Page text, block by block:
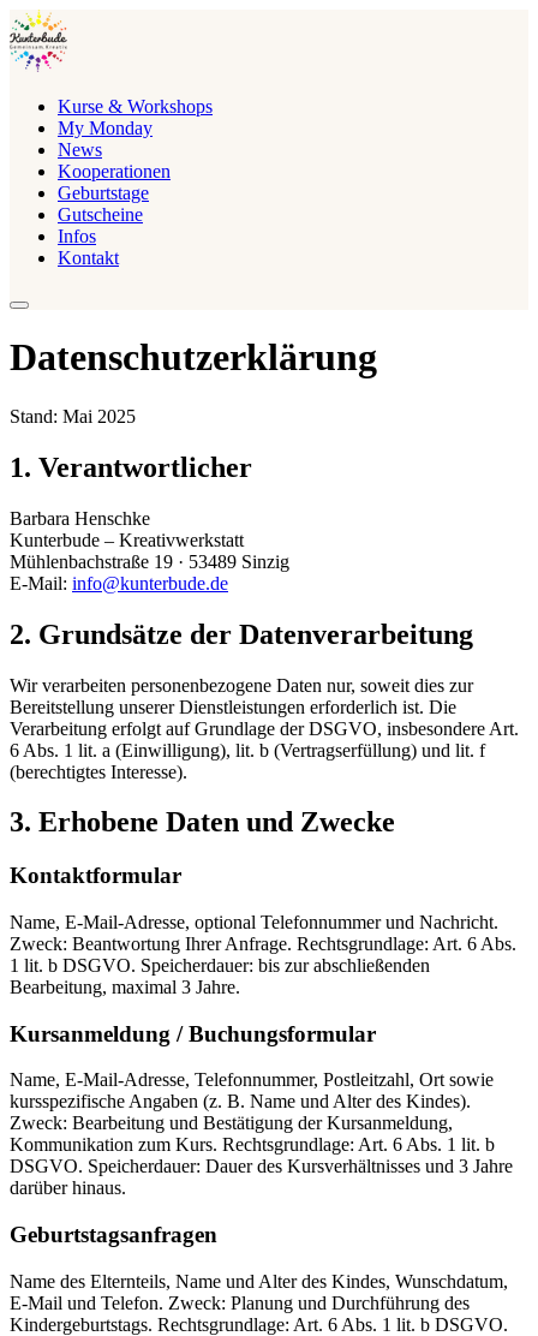
Kurse & Workshops
My Monday
News
Kooperationen
Geburtstage
Gutscheine
Infos
Kontakt
Datenschutzerklärung
Stand: Mai 2025
1. Verantwortlicher
Barbara Henschke
Kunterbude – Kreativwerkstatt
Mühlenbachstraße 19 · 53489 Sinzig
E-Mail: info@kunterbude.de
2. Grundsätze der Datenverarbeitung
Wir verarbeiten personenbezogene Daten nur, soweit dies zur
Bereitstellung unserer Dienstleistungen erforderlich ist. Die
Verarbeitung erfolgt auf Grundlage der DSGVO, insbesondere Art.
6 Abs. 1 lit. a (Einwilligung), lit. b (Vertragserfüllung) und lit. f
(berechtigtes Interesse).
3. Erhobene Daten und Zwecke
Kontaktformular
Name, E-Mail-Adresse, optional Telefonnummer und Nachricht.
Zweck: Beantwortung Ihrer Anfrage. Rechtsgrundlage: Art. 6 Abs.
1 lit. b DSGVO. Speicherdauer: bis zur abschließenden
Bearbeitung, maximal 3 Jahre.
Kursanmeldung / Buchungsformular
Name, E-Mail-Adresse, Telefonnummer, Postleitzahl, Ort sowie
kursspezifische Angaben (z. B. Name und Alter des Kindes).
Zweck: Bearbeitung und Bestätigung der Kursanmeldung,
Kommunikation zum Kurs. Rechtsgrundlage: Art. 6 Abs. 1 lit. b
DSGVO. Speicherdauer: Dauer des Kursverhältnisses und 3 Jahre
darüber hinaus.
Geburtstagsanfragen
Name des Elternteils, Name und Alter des Kindes, Wunschdatum,
E-Mail und Telefon. Zweck: Planung und Durchführung des
Kindergeburtstags. Rechtsgrundlage: Art. 6 Abs. 1 lit. b DSGVO.